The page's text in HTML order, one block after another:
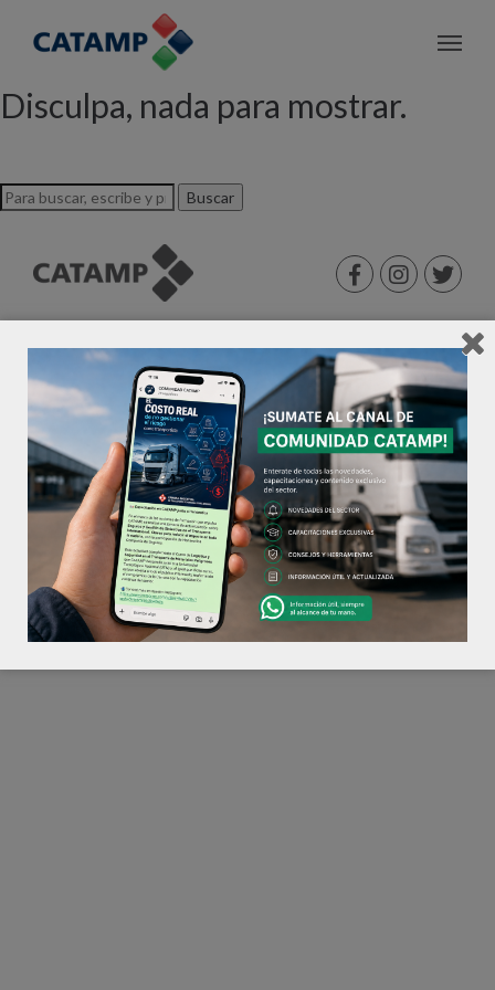
Archivo de etiquetas: IDEA
Disculpa, nada para mostrar.
Buscar
©2026 CATAMP®. Todos los derechos reservados